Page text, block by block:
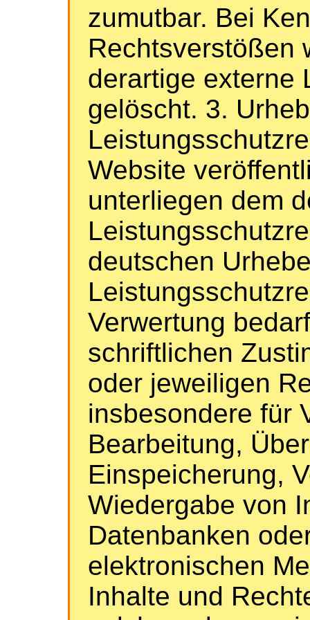
zumutbar. Bei
Rechtsverstößen
derartige externe
gelöscht. 3.
Website
unterliegen dem
deutschen
Verwertung
schriftlichen
oder jeweiligen
insbesondere für
Bearbeitung,
Einspeicherung,
Wiedergabe von
Datenbanken
elektronischen
Inhalte und